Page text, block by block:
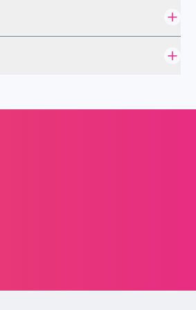
фильтров и других
Mercedes
случае экономия приведет